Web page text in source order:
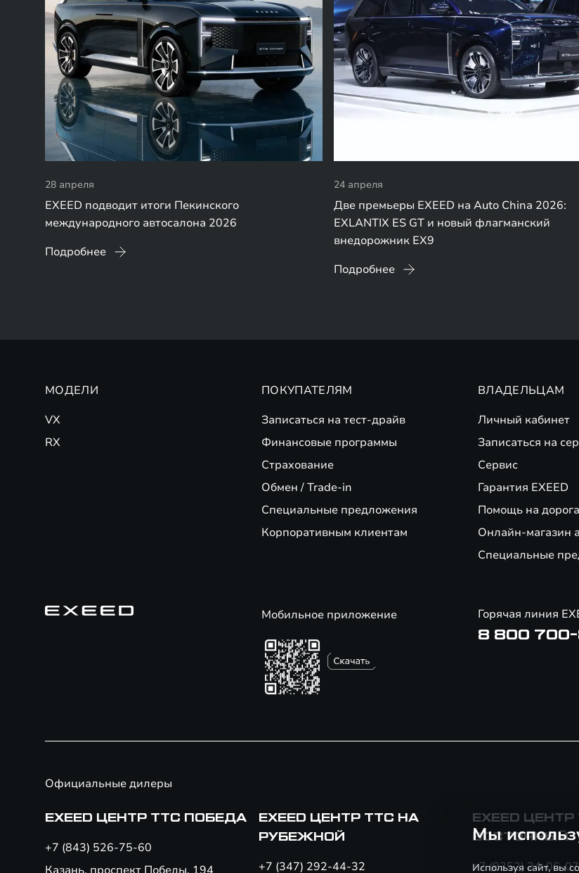
28 апреля
EXEED подводит итоги Пекинского
международного автосалона 2026
Подробнее
24 апреля
Две премьеры EXEED на Auto China 2026:
EXLANTIX ES GT и новый флагманский
внедорожник EX9
Подробнее
МОДЕЛИ
VX
RX
ПОКУПАТЕЛЯМ
Записаться на тест-драйв
Финансовые программы
Страхование
Обмен / Trade-in
Специальные предложения
Корпоративным клиентам
ВЛАДЕЛЬЦАМ
Личный кабинет
Записаться на
Сервис
Гарантия EXEED
Помощь на
Онлайн-магазин
Специальные
Мобильное приложение Горячая линия
8 800
Официальные дилеры
EXEED ЦЕНТР ТТС ПОБЕДА
+7 (843) 526-75-60
EXEED ЦЕНТР ТТС НА
РУБЕЖНОЙ
+7 (347) 292-44-32
EXEED ЦЕНТР
ВОСТОЧНЫЙ
+7 (8352) 24-06-07
Мы
Используя сайт, вы